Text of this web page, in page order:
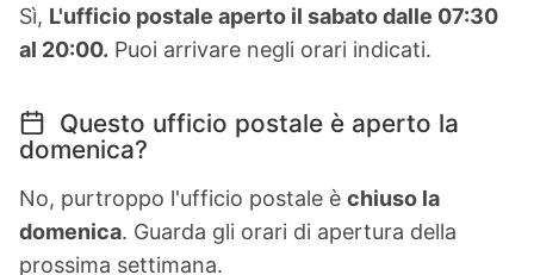
Sì, L'ufficio postale aperto il sabato dalle 07:30
al 20:00. Puoi arrivare negli orari indicati.
Questo ufficio postale è aperto la
domenica?
No, purtroppo l'ufficio postale è chiuso la
domenica. Guarda gli orari di apertura della
prossima settimana.